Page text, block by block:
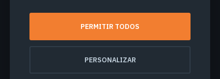
PERMITIR TODOS
PERSONALIZAR
Segurança dos dados